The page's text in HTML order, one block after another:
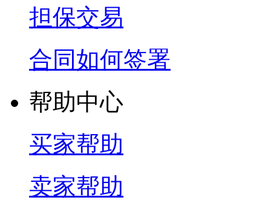
担保交易
合同如何签署
帮助中心
买家帮助
卖家帮助